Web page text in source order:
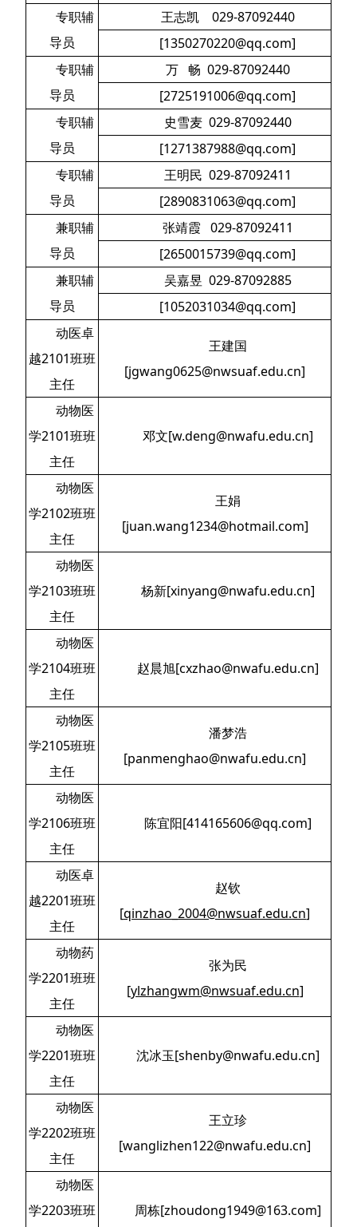
专职辅
导员
王志凯 029-87092440
[1350270220@qq.com]
专职辅
导员
万 畅 029-87092440
[2725191006@qq.com]
专职辅
导员
史雪麦 029-87092440
[1271387988@qq.com]
专职辅
导员
王明民 029-87092411
[2890831063@qq.com]
兼职辅
导员
张靖霞 029-87092411
[2650015739@qq.com]
兼职辅
导员
吴嘉昱 029-87092885
[1052031034@qq.com]
动医卓
越2101班班
主任
王建国
[jgwang0625@nwsuaf.edu.cn]
动物医
学2101班班
主任
邓文[w.deng@nwafu.edu.cn]
动物医
学2102班班
主任
王娟
[juan.wang1234@hotmail.com]
动物医
学2103班班
主任
杨新[xinyang@nwafu.edu.cn]
动物医
学2104班班
主任
赵晨旭[cxzhao@nwafu.edu.cn]
动物医
学2105班班
主任
潘梦浩
[panmenghao@nwafu.edu.cn]
动物医
学2106班班
主任
陈宜阳[414165606@qq.com]
动医卓
越2201班班
主任
赵钦
[qinzhao_2004@nwsuaf.edu.cn]
动物药
学2201班班
主任
张为民
[ylzhangwm@nwsuaf.edu.cn]
动物医
学2201班班
主任
沈冰玉[shenby@nwafu.edu.cn]
动物医
学2202班班
主任
王立珍
[wanglizhen122@nwafu.edu.cn]
动物医
学2203班班
周栋[zhoudong1949@163.com]